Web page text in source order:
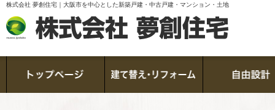
株式会社 夢創住宅｜大阪市を中心とした新築戸建・中古戸建・マンション・土地